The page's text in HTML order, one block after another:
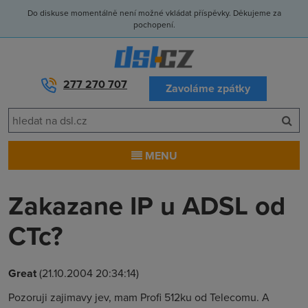
Do diskuse momentálně není možné vkládat příspěvky. Děkujeme za
pochopení.
277 270 707 Zavoláme zpátky
MENU
Zakazane IP u ADSL od
CTc?
Great(21.10.2004 20:34:14)
Pozoruji zajimavy jev, mam Profi 512ku od Telecomu. A